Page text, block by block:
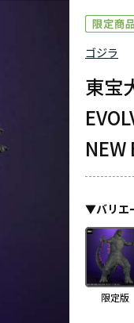
ゴジラ
東宝
▼バリエ
限定版